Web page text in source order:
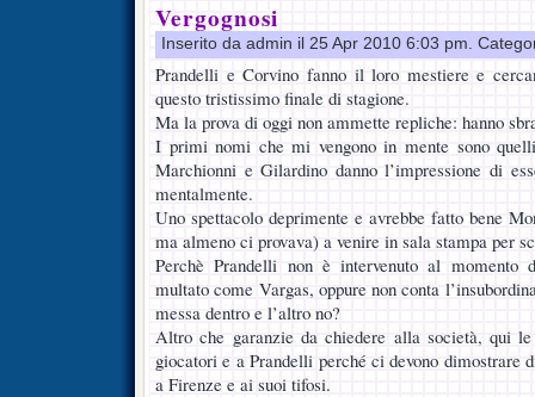
Vergognosi
Inserito da admin il 25 Apr 2010 6:03 pm.
Prandelli e Corvino fanno il loro mestiere e
questo tristissimo finale di stagione.
Ma la prova di oggi non ammette repliche: hanno
I primi nomi che mi vengono in mente sono
Marchionni e Gilardino danno l’impressione di
mentalmente.
Uno spettacolo deprimente e avrebbe fatto bene
ma almeno ci provava) a venire in sala stampa per
Perchè Prandelli non è intervenuto al momento
multato come Vargas, oppure non conta
messa dentro e l’altro no?
Altro che garanzie da chiedere alla società, qui
giocatori e a Prandelli perché ci devono dimostrare
a Firenze e ai suoi tifosi.